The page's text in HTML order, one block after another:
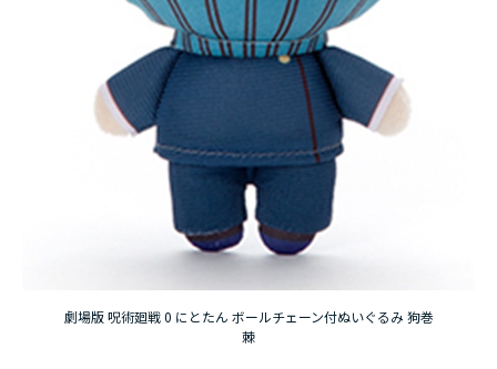
『無職転生Ⅲ ～異世界行ったら本気だす～』
『ふつつかな悪女ではございますが ～雛宮蝶鼠と
りかえ伝～』
劇場版 呪術廻戦 0 にとたん ボールチェーン付ぬいぐるみ 狗巻
棘